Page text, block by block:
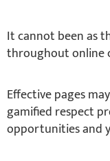
It cannot been as
throughout online
Effective pages
gamified respect
opportunities and